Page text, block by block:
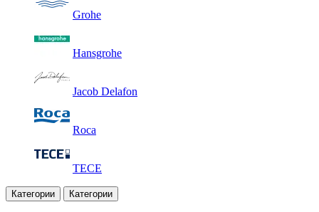
Grohe
Hansgrohe
Jacob Delafon
Roca
TECE
Категории Категории